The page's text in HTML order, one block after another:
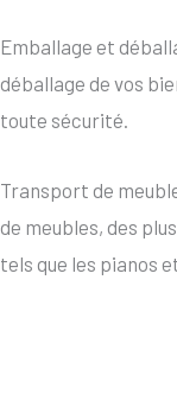
Emballage et
déballage de vos
toute sécurité.
Transport de
de meubles, des
tels que les pianos